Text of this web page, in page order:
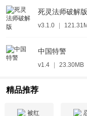
死灵法师破解版
v3.1.0
中国特警
v1.4 23.30MB
精品推荐